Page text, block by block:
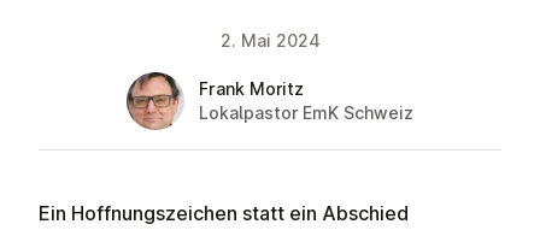
2. Mai 2024
Frank Moritz
Lokalpastor EmK Schweiz
Ein Hoffnungszeichen statt ein Abschied